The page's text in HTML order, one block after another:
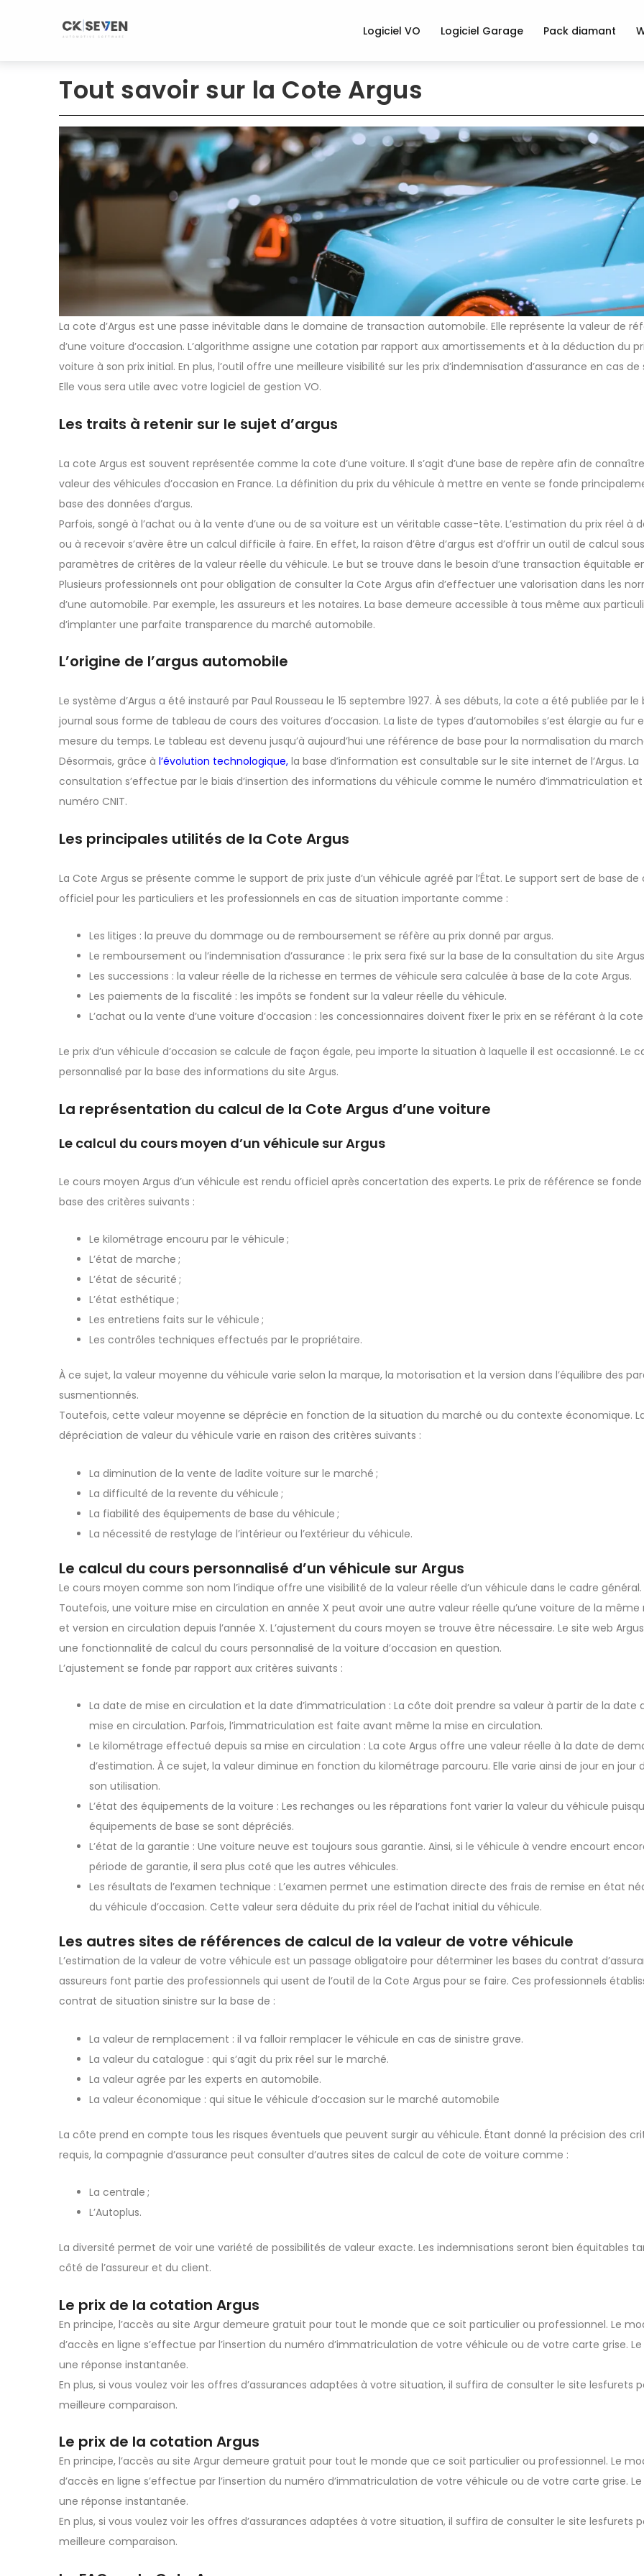
Logiciel VO Logiciel Garage Pack diamant
Tout savoir sur la Cote Argus
La cote d’Argus est une passe inévitable dans le domaine de transaction automobile. Elle représente la valeur de
d’une voiture d’occasion. L’algorithme assigne une cotation par rapport aux amortissements et à la déduction du
voiture à son prix initial. En plus, l’outil offre une meilleure visibilité sur les prix d’indemnisation d’assurance en cas de
Elle vous sera utile avec votre logiciel de gestion VO.
Les traits à retenir sur le sujet d’argus
La cote Argus est souvent représentée comme la cote d’une voiture. Il s’agit d’une base de repère afin de
valeur des véhicules d’occasion en France. La définition du prix du véhicule à mettre en vente se fonde
base des données d’argus.
Parfois, songé à l’achat ou à la vente d’une ou de sa voiture est un véritable casse-tête. L’estimation du prix réel à
ou à recevoir s’avère être un calcul difficile à faire. En effet, la raison d’être d’argus est d’offrir un outil de calcul
paramètres de critères de la valeur réelle du véhicule. Le but se trouve dans le besoin d’une transaction équitable
Plusieurs professionnels ont pour obligation de consulter la Cote Argus afin d’effectuer une valorisation dans les
d’une automobile. Par exemple, les assureurs et les notaires. La base demeure accessible à tous même aux
d’implanter une parfaite transparence du marché automobile.
L’origine de l’argus automobile
Le système d’Argus a été instauré par Paul Rousseau le 15 septembre 1927. À ses débuts, la cote a été publiée par le
journal sous forme de tableau de cours des voitures d’occasion. La liste de types d’automobiles s’est élargie au fur
mesure du temps. Le tableau est devenu jusqu’à aujourd’hui une référence de base pour la normalisation du
Désormais, grâce à l’évolution technologique, la base d’information est consultable sur le site internet de l’Argus. La
consultation s’effectue par le biais d’insertion des informations du véhicule comme le numéro d’immatriculation et
numéro CNIT.
Les principales utilités de la Cote Argus
La Cote Argus se présente comme le support de prix juste d’un véhicule agréé par l’État. Le support sert de base de
officiel pour les particuliers et les professionnels en cas de situation importante comme :
Les litiges : la preuve du dommage ou de remboursement se réfère au prix donné par argus.
Le remboursement ou l’indemnisation d’assurance : le prix sera fixé sur la base de la consultation du site
Les successions : la valeur réelle de la richesse en termes de véhicule sera calculée à base de la cote Argus.
Les paiements de la fiscalité : les impôts se fondent sur la valeur réelle du véhicule.
L’achat ou la vente d’une voiture d’occasion : les concessionnaires doivent fixer le prix en se référant à la cote
Le prix d’un véhicule d’occasion se calcule de façon égale, peu importe la situation à laquelle il est occasionné. Le
personnalisé par la base des informations du site Argus.
La représentation du calcul de la Cote Argus d’une voiture
Le calcul du cours moyen d’un véhicule sur Argus
Le cours moyen Argus d’un véhicule est rendu officiel après concertation des experts. Le prix de référence se fonde
base des critères suivants :
Le kilométrage encouru par le véhicule ;
L’état de marche ;
L’état de sécurité ;
L’état esthétique ;
Les entretiens faits sur le véhicule ;
Les contrôles techniques effectués par le propriétaire.
À ce sujet, la valeur moyenne du véhicule varie selon la marque, la motorisation et la version dans l’équilibre des
susmentionnés.
Toutefois, cette valeur moyenne se déprécie en fonction de la situation du marché ou du contexte économique.
dépréciation de valeur du véhicule varie en raison des critères suivants :
La diminution de la vente de ladite voiture sur le marché ;
La difficulté de la revente du véhicule ;
La fiabilité des équipements de base du véhicule ;
La nécessité de restylage de l’intérieur ou l’extérieur du véhicule.
Le calcul du cours personnalisé d’un véhicule sur Argus
Le cours moyen comme son nom l’indique offre une visibilité de la valeur réelle d’un véhicule dans le cadre général.
Toutefois, une voiture mise en circulation en année X peut avoir une autre valeur réelle qu’une voiture de la même
et version en circulation depuis l’année X. L’ajustement du cours moyen se trouve être nécessaire. Le site web
une fonctionnalité de calcul du cours personnalisé de la voiture d’occasion en question.
L’ajustement se fonde par rapport aux critères suivants :
La date de mise en circulation et la date d’immatriculation : La côte doit prendre sa valeur à partir de la date
mise en circulation. Parfois, l’immatriculation est faite avant même la mise en circulation.
Le kilométrage effectué depuis sa mise en circulation : La cote Argus offre une valeur réelle à la date de
d’estimation. À ce sujet, la valeur diminue en fonction du kilométrage parcouru. Elle varie ainsi de jour en jour
son utilisation.
L’état des équipements de la voiture : Les rechanges ou les réparations font varier la valeur du véhicule
équipements de base se sont dépréciés.
L’état de la garantie : Une voiture neuve est toujours sous garantie. Ainsi, si le véhicule à vendre encourt
période de garantie, il sera plus coté que les autres véhicules.
Les résultats de l’examen technique : L’examen permet une estimation directe des frais de remise en état
du véhicule d’occasion. Cette valeur sera déduite du prix réel de l’achat initial du véhicule.
Les autres sites de références de calcul de la valeur de votre véhicule
L’estimation de la valeur de votre véhicule est un passage obligatoire pour déterminer les bases du contrat
assureurs font partie des professionnels qui usent de l’outil de la Cote Argus pour se faire. Ces professionnels
contrat de situation sinistre sur la base de :
La valeur de remplacement : il va falloir remplacer le véhicule en cas de sinistre grave.
La valeur du catalogue : qui s’agit du prix réel sur le marché.
La valeur agrée par les experts en automobile.
La valeur économique : qui situe le véhicule d’occasion sur le marché automobile
La côte prend en compte tous les risques éventuels que peuvent surgir au véhicule. Étant donné la précision des
requis, la compagnie d’assurance peut consulter d’autres sites de calcul de cote de voiture comme :
La centrale ;
L’Autoplus.
La diversité permet de voir une variété de possibilités de valeur exacte. Les indemnisations seront bien équitables
côté de l’assureur et du client.
Le prix de la cotation Argus
En principe, l’accès au site Argur demeure gratuit pour tout le monde que ce soit particulier ou professionnel. Le
d’accès en ligne s’effectue par l’insertion du numéro d’immatriculation de votre véhicule ou de votre carte grise.
une réponse instantanée.
En plus, si vous voulez voir les offres d’assurances adaptées à votre situation, il suffira de consulter le site lesfurets
meilleure comparaison.
Le prix de la cotation Argus
En principe, l’accès au site Argur demeure gratuit pour tout le monde que ce soit particulier ou professionnel. Le
d’accès en ligne s’effectue par l’insertion du numéro d’immatriculation de votre véhicule ou de votre carte grise.
une réponse instantanée.
En plus, si vous voulez voir les offres d’assurances adaptées à votre situation, il suffira de consulter le site lesfurets
meilleure comparaison.